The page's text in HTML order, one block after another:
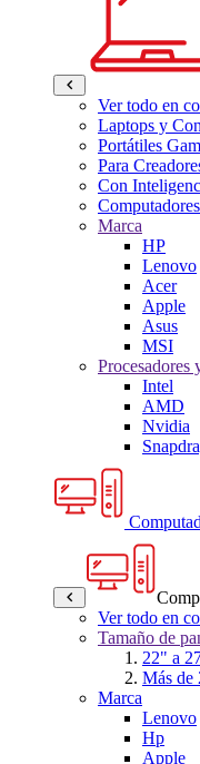
Ver todo en
Laptops y
Portátiles
Para
Con
Marca
HP
Lenovo
Acer
Apple
Asus
MSI
Procesadores
Intel
AMD
Nvidia
Ver todo en
Tamaño de
22" a
Más de
Marca
Lenovo
Hp
Apple